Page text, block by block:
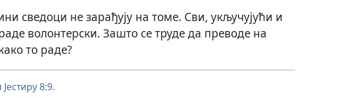
сведоци не зарађују на томе. Сви, укључујући и
волонтерски. Зашто се труде да преводе на
то раде?
Јестиру 8:9.